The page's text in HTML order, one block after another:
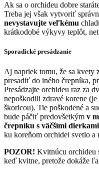
Ak sa o orchideu dobre
Treba jej však vytvoriť
nevystavujte veľkému
krátkodobé výkyvy teplôt,
Sporadické presádzanie
Aj napriek tomu, že sa kvety
presadiť do iného črepníka,
Presádzajte orchideu raz za
nepoškodili zdravé korene
škoricou). Tie poškodené a
bude páčiť predovšetkým v
črepníku s väčšími dierkami
ku koreňom orchidei svetlo a
POZOR! Kvitnúcu orchideu
keď kvitne, pretože dokáže